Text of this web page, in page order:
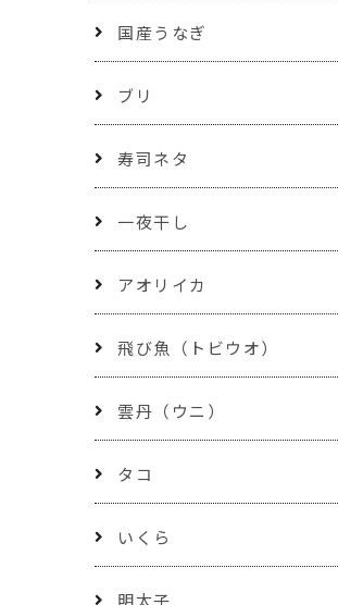
国産うなぎ
ブリ
寿司ネタ
一夜干し
アオリイカ
飛び魚（トビウオ）
雲丹（ウニ）
タコ
いくら
明太子